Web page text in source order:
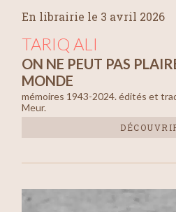
En librairie le 3 avril 2026
TARIQ ALI
ON NE PEUT PAS
MONDE
mémoires 1943-2024. édités et
Meur.